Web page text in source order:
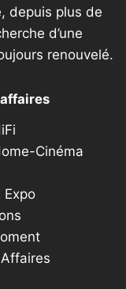
depuis plus de
d’une
renouvelé.
Cinéma
Expo